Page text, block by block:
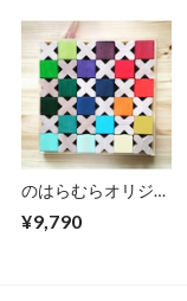
のはらむらオリジナ
の積木とX積木セッ
¥9,790